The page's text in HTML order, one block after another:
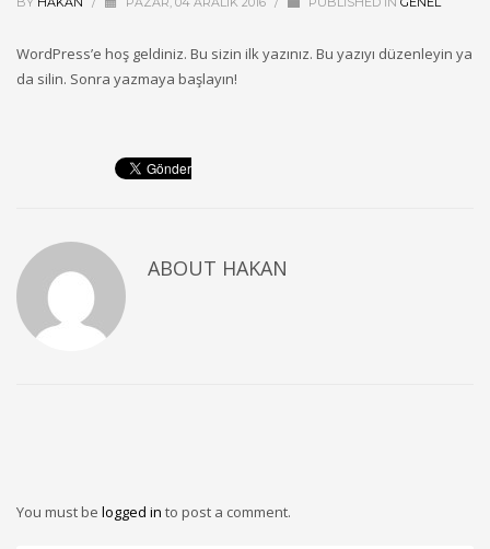
WordPress’e hoş geldiniz. Bu sizin ilk yazınız. Bu yazıyı düzenleyin ya
da silin. Sonra yazmaya başlayın!
ABOUT HAKAN
You must be logged in to post a comment.